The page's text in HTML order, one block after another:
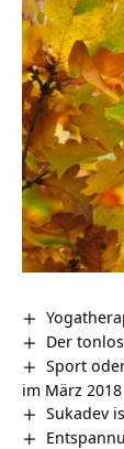
Der
Sport
im März 2018
Sukadev